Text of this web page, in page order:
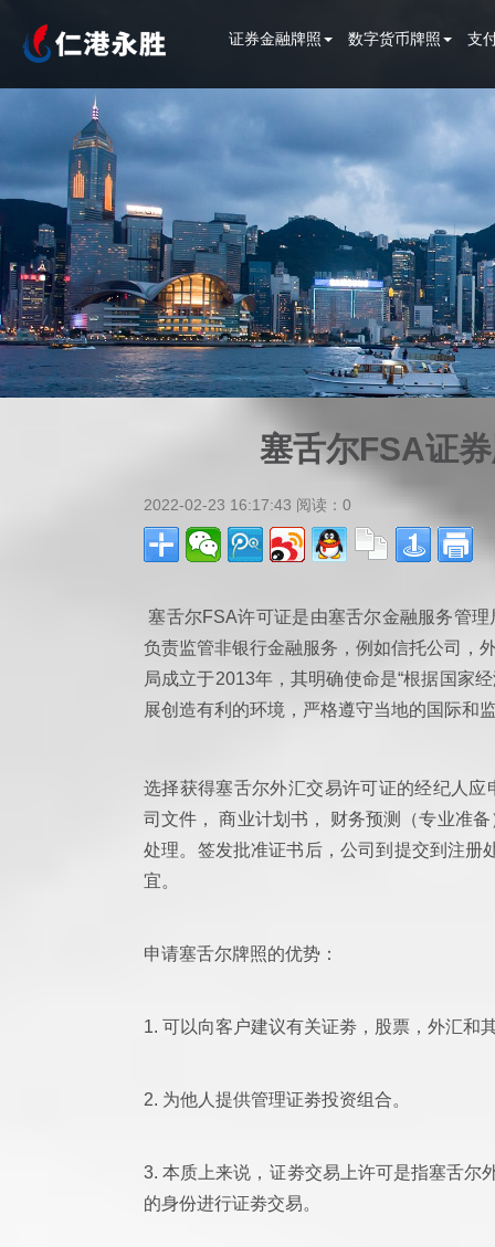
证券金融牌照 数字货币牌照 支
塞舌尔FSA证
2022-02-23 16:17:43 阅读： 0
塞舌尔FSA许可证是由塞舌尔金融服务管
负责监管非银行金融服务，例如信托公司，
局成立于2013年，其明确使命是“根据国家
展创造有利的环境，严格遵守当地的国际和
选择获得塞舌尔外汇交易许可证的经纪人
司文件， 商业计划书， 财务预测（专业准
处理。签发批准证书后，公司到提交到注册
宜。
申请塞舌尔牌照的优势：
1. 可以向客户建议有关证劵，股票，外汇和
2. 为他人提供管理证劵投资组合。
3. 本质上来说，证劵交易上许可是指塞舌尔
的身份进行证劵交易。